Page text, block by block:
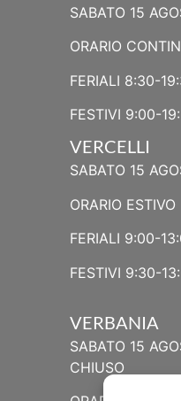
SABATO 15
ORARIO
FERIALI 8:30-
FESTIVI 9:00-
VERCELLI
SABATO 15
ORARIO
FERIALI 9:00-
FESTIVI 9:30-
VERBANIA
SABATO 15
CHIUSO